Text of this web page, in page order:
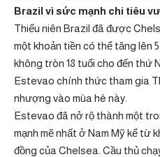
Brazil vì sức mạnh chi tiêu
Thiếu niên Brazil đã được
một khoản tiền có thể tăng lên
không tròn 18 tuổi cho đến thứ
Estevao chính thức tham gia
nhượng vào mùa hè này.
Estevao đã nở rộ thành một
mạnh mẽ nhất ở Nam Mỹ kể từ
đồng của Chelsea. Cầu thủ